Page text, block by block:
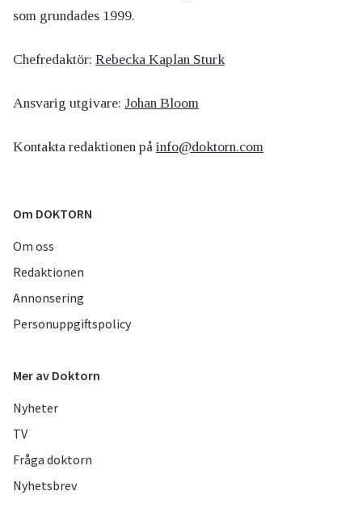
som grundades 1999.
Chefredaktör: Rebecka Kaplan Sturk
Ansvarig utgivare: Johan Bloom
Kontakta redaktionen på info@doktorn.com
Om DOKTORN
Om oss
Redaktionen
Annonsering
Personuppgiftspolicy
Mer av Doktorn
Nyheter
TV
Fråga doktorn
Nyhetsbrev